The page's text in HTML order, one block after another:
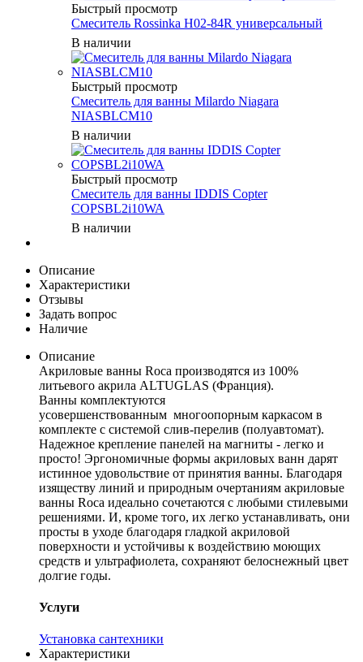
Быстрый просмотр
Смеситель Rossinka Н02-84R универсальный
В наличии
Быстрый просмотр
Смеситель для ванны Milardo Niagara
NIASBLCM10
В наличии
Быстрый просмотр
Смеситель для ванны IDDIS Copter
COPSBL2i10WA
В наличии
Описание
Характеристики
Отзывы
Задать вопрос
Наличие
Описание
Акриловые ванны Roca производятся из 100%
литьевого акрила ALTUGLAS (Франция).
Ванны комплектуются
усовершенствованным многоопорным каркасом в
комплекте с системой слив-перелив (полуавтомат).
Надежное крепление панелей на магниты - легко и
просто! Эргономичные формы акриловых ванн дарят
истинное удовольствие от принятия ванны. Благодаря
изяществу линий и природным очертаниям акриловые
ванны Roca идеально сочетаются с любыми стилевыми
решениями. И, кроме того, их легко устанавливать, они
просты в уходе благодаря гладкой акриловой
поверхности и устойчивы к воздействию моющих
средств и ультрафиолета, сохраняют белоснежный цвет
долгие годы.
Услуги
Установка сантехники
Характеристики